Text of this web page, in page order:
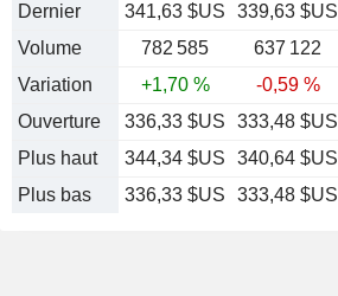
Dernier
341,63 $US 339,63 $US
Volume
782 585 637 122
Variation
+1,70 % -0,59 %
Ouverture
336,33 $US 333,48 $US
Plus haut
344,34 $US 340,64 $US
Plus bas
336,33 $US 333,48 $US